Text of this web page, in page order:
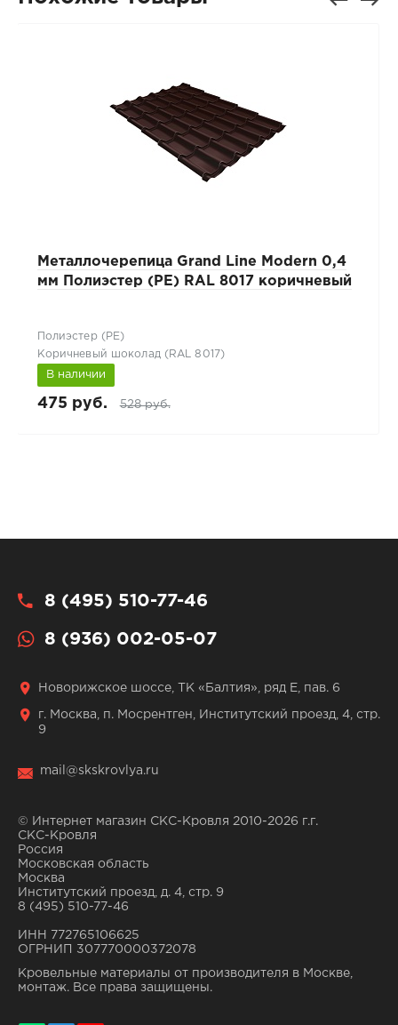
Металлочерепица Grand Line Modern 0,4
мм Полиэстер (PE) RAL 8017 коричневый
Полиэстер (РЕ)
Коричневый шоколад (RAL 8017)
В наличии
475 руб. 528 руб.
8 (495) 510-77-46
8 (936) 002-05-07
Новорижское шоссе, ТК «Балтия», ряд Е, пав. 6
г. Москва, п. Мосрентген, Институтский проезд, 4, стр.
9
mail@skskrovlya.ru
© Интернет магазин СКС-Кровля 2010-2026 г.г.
СКС-Кровля
Россия
Московская область
Москва
Институтский проезд, д. 4, стр. 9
8 (495) 510-77-46
ИНН 772765106625
ОГРНИП 307770000372078
Кровельные материалы от производителя в Москве,
монтаж. Все права защищены.